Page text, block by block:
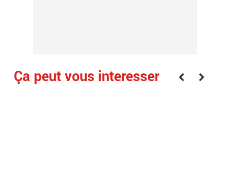
Ça peut vous interesser